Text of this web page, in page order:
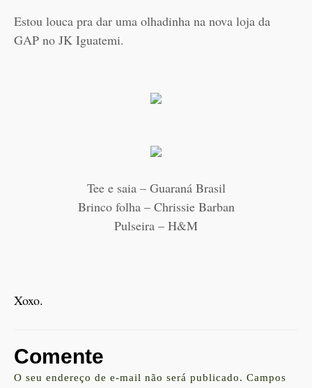
Estou louca pra dar uma olhadinha na nova loja da
GAP no JK Iguatemi.
Tee e saia – Guaraná Brasil
Brinco folha – Chrissie Barban
Pulseira – H&M
Xoxo.
Comente
O seu endereço de e-mail não será publicado. Campos